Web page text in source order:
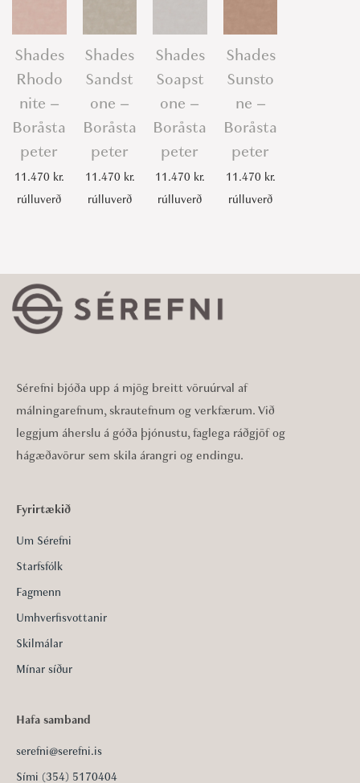
Shades
Rhodo
nite –
Boråsta
peter
11.470 kr.
rúlluverð
Shades
Sandst
one –
Boråsta
peter
11.470 kr.
rúlluverð
Shades
Soapst
one –
Boråsta
peter
11.470 kr.
rúlluverð
Shades
Sunsto
ne –
Boråsta
peter
11.470 kr.
rúlluverð
Sérefni bjóða upp á mjög breitt vöruúrval af
málningarefnum, skrautefnum og verkfærum. Við
leggjum áherslu á góða þjónustu, faglega ráðgjöf og
hágæðavörur sem skila árangri og endingu.
Fyrirtækið
Um Sérefni
Starfsfólk
Fagmenn
Umhverfisvottanir
Skilmálar
Mínar síður
Hafa samband
serefni@serefni.is
Sími (354) 5170404